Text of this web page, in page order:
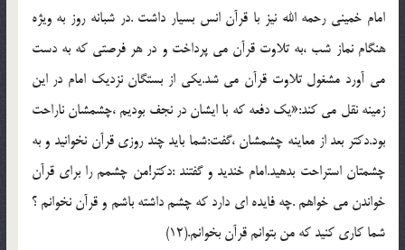
امام خميني رحمه الله نيز با قرآن انس بسيار داشت .در شبانه روز به ويژه
هنگام نماز شب ،به تلاوت قرآن مي پرداخت و در هر فرصتي که به دست
مي آورد مشغول تلاوت قرآن مي شد.يکي از بستگان نزديک امام در اين
زمينه نقل مي کند:«يک دفعه که با ايشان در نجف بوديم ،چشمشان ناراحت
بود.دکتر بعد از معاينه چشمشان ،گفت:شما بايد چند روزي قرآن نخوانيد و به
چشمتان استراحت بدهيد.امام خنديد و گفتند :دکتر!من چشمم را براي قرآن
خواندن مي خواهم .چه فايده اي دارد که چشم داشته باشم و قرآن نخوانم ؟
شما کاري کنيد که من بتوانم قرآن بخوانم.(12)